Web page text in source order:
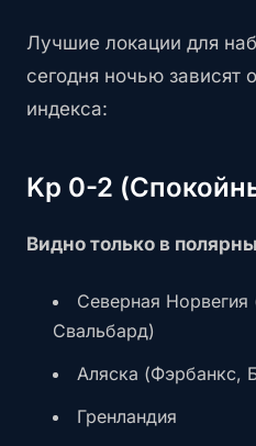
Лучшие локации для
сегодня ночью зависят
индекса:
Kp 0-2
Видно только в
Северная Норвегия
Свальбард)
Аляска (Фэрбанкс,
Гренландия